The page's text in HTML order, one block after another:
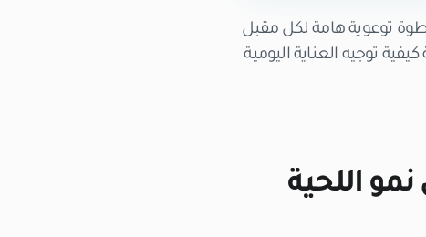
توعوية هامة لكل مقبل
توجيه العناية اليومية
اللحية